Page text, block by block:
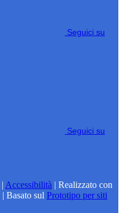
Seguici su
Seguici su
| Accessibilità | Realizzato con
| Basato sul Prototipo per siti